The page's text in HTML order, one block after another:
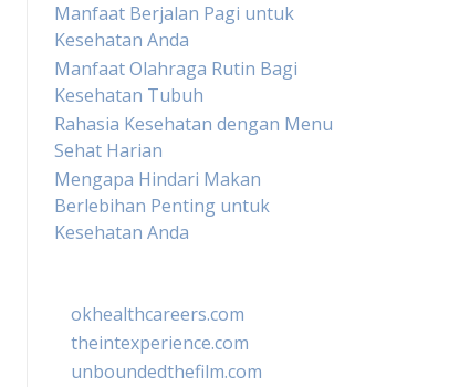
Manfaat Berjalan Pagi untuk
Kesehatan Anda
Manfaat Olahraga Rutin Bagi
Kesehatan Tubuh
Rahasia Kesehatan dengan Menu
Sehat Harian
Mengapa Hindari Makan
Berlebihan Penting untuk
Kesehatan Anda
okhealthcareers.com
theintexperience.com
unboundedthefilm.com